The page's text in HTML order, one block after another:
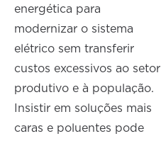
energética para
modernizar o sistema
elétrico sem transferir
custos excessivos ao setor
produtivo e à população.
Insistir em soluções mais
caras e poluentes pode